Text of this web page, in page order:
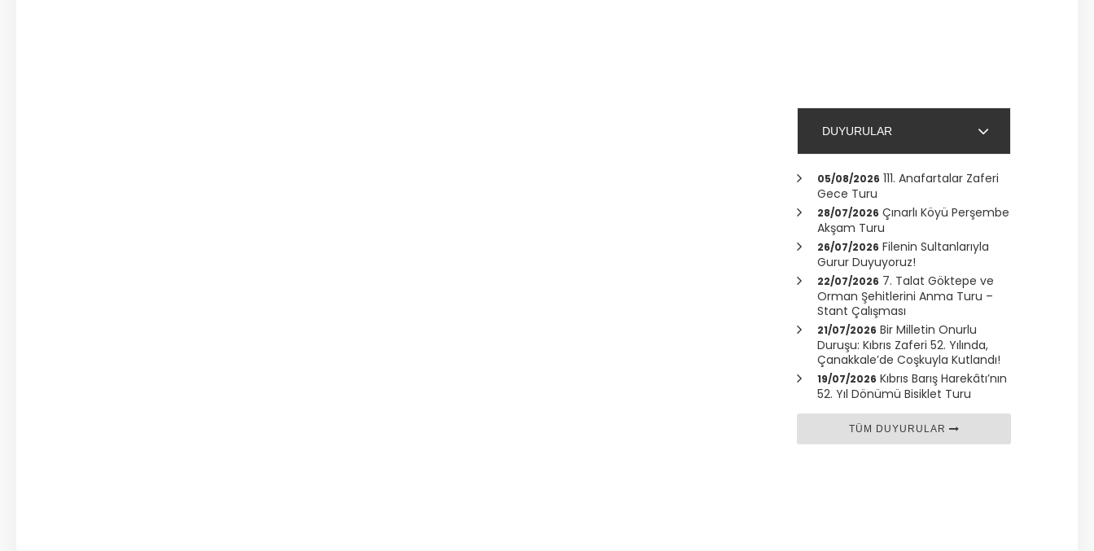
DUYURULAR
05/08/2026 111. Anafartalar Zaferi
Gece Turu
28/07/2026 Çınarlı Köyü Perşembe
Akşam Turu
26/07/2026 Filenin Sultanlarıyla
Gurur Duyuyoruz!
22/07/2026 7. Talat Göktepe ve
Orman Şehitlerini Anma Turu –
Stant Çalışması
21/07/2026 Bir Milletin Onurlu
Duruşu: Kıbrıs Zaferi 52. Yılında,
Çanakkale’de Coşkuyla Kutlandı!
19/07/2026 Kıbrıs Barış Harekâtı’nın
52. Yıl Dönümü Bisiklet Turu
TÜM DUYURULAR